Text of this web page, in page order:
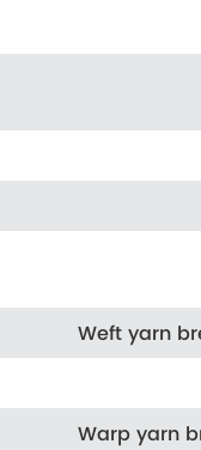
Weft yarn
Warp yarn